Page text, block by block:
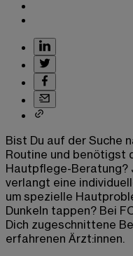
Bist Du auf der Suche
Routine und benötigst
Hautpflege-Beratung?
verlangt eine
um spezielle
Dunkeln tappen? Bei
Dich zugeschnittene
erfahrenen Ärzt:innen.